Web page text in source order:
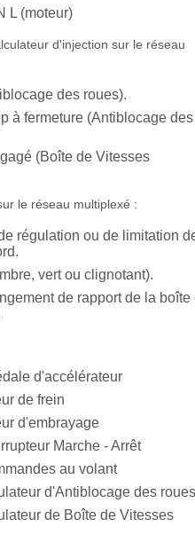
L (moteur)
d'injection sur le réseau
des roues).
à fermeture (Antiblocage des
(Boîte de Vitesses
le réseau multiplexé :
régulation ou de limitation
vert ou clignotant).
de rapport de la boîte
d'accélérateur
de frein
d'embrayage
Marche - Arrêt
au volant
d'Antiblocage des roues
de Boîte de Vitesses